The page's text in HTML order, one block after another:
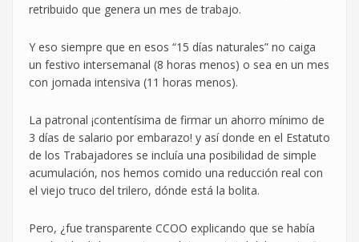
retribuido que genera un mes de trabajo.
Y eso siempre que en esos “15 días naturales” no caiga
un festivo intersemanal (8 horas menos) o sea en un mes
con jornada intensiva (11 horas menos).
La patronal ¡contentísima de firmar un ahorro mínimo de
3 días de salario por embarazo! y así donde en el Estatuto
de los Trabajadores se incluía una posibilidad de simple
acumulación, nos hemos comido una reducción real con
el viejo truco del trilero, dónde está la bolita.
Pero, ¿fue transparente CCOO explicando que se había